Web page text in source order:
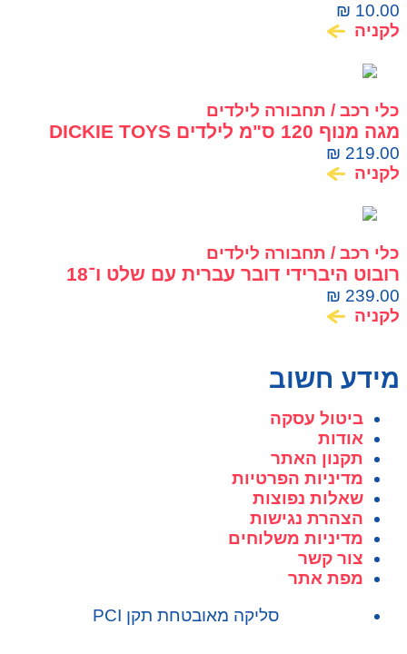
₪ 10.00
לקניה
כלי רכב / תחבורה לילדים
מגה מנוף 120 ס"מ לילדים DICKIE TOYS
₪ 219.00
לקניה
כלי רכב / תחבורה לילדים
רובוט היברידי דובר עברית עם שלט ו־18
פונקציות MACHINA
₪ 239.00
לקניה
מידע חשוב
ביטול עסקה
אודות
תקנון האתר
מדיניות הפרטיות
שאלות נפוצות
הצהרת נגישות
מדיניות משלוחים
צור קשר
מפת אתר
סליקה מאובטחת תקן PCI